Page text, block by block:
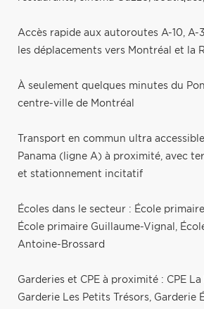
Accès rapide aux autoroutes A-10, A-
les déplacements vers Montréal et la
À seulement quelques minutes du
centre-ville de Montréal
Transport en commun ultra
Panama (ligne A) à proximité, avec
et stationnement incitatif
Écoles dans le secteur : École
École primaire Guillaume-Vignal,
Antoine-Brossard
Garderies et CPE à proximité : CPE
Garderie Les Petits Trésors, Garderie